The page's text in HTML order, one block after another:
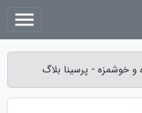
خوشمزه - پرسینا بلاگ